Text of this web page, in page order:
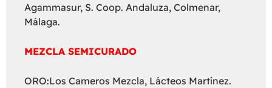
Agammasur, S. Coop. Andaluza, Colmenar,
Málaga.
MEZCLA SEMICURADO
ORO:Los Cameros Mezcla, Lácteos Martínez.